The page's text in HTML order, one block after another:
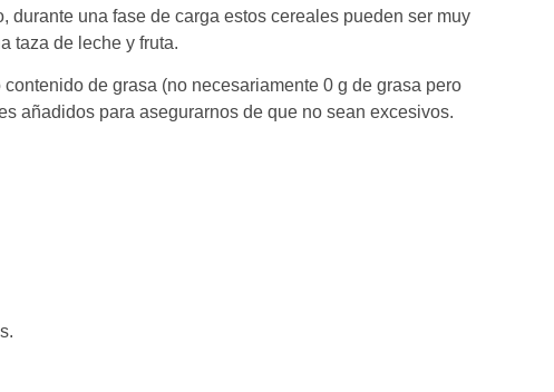
una fase de carga estos cereales pueden ser muy
taza de leche y fruta.
de grasa (no necesariamente 0 g de grasa pero
añadidos para asegurarnos de que no sean excesivos.